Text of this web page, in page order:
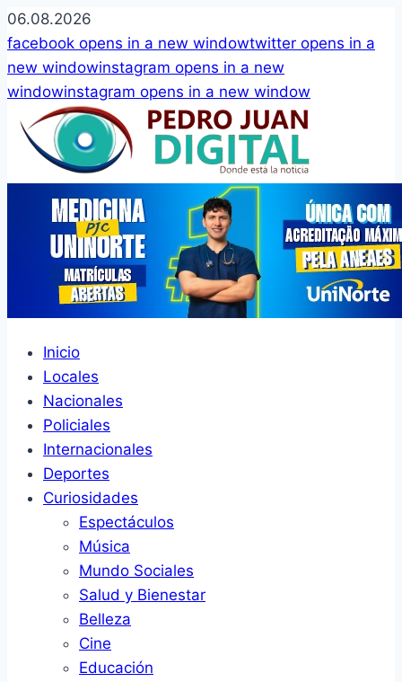
06.08.2026
facebook opens in a new windowtwitter opens in a
new windowinstagram opens in a new
windowinstagram opens in a new window
Inicio
Locales
Nacionales
Policiales
Internacionales
Deportes
Curiosidades
Espectáculos
Música
Mundo Sociales
Salud y Bienestar
Belleza
Cine
Educación